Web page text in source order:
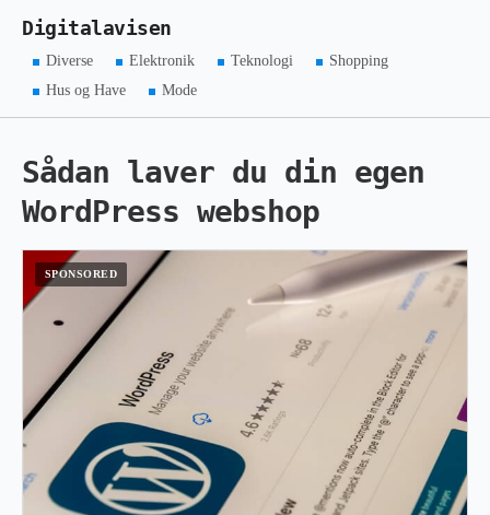
Digitalavisen
Diverse Elektronik Teknologi
Shopping
Hus og Have
Mode
Sådan laver du din egen
WordPress webshop